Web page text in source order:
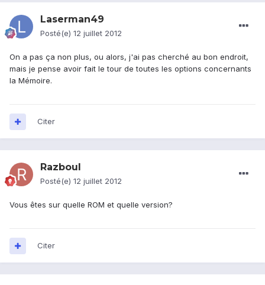
Laserman49
Posté(e) 12 juillet 2012
On a pas ça non plus, ou alors, j'ai pas cherché au bon endroit,
mais je pense avoir fait le tour de toutes les options concernants
la Mémoire.
Citer
Razboul
Posté(e) 12 juillet 2012
Vous êtes sur quelle ROM et quelle version?
Citer